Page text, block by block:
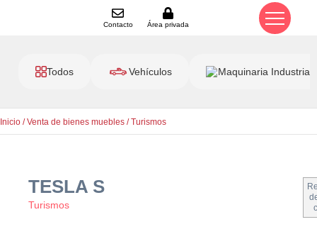
Contacto Área privada
Todos Vehículos Maquinaria Industrial
Inicio /Venta de bienes muebles /Turismos
TESLA S
Turismos